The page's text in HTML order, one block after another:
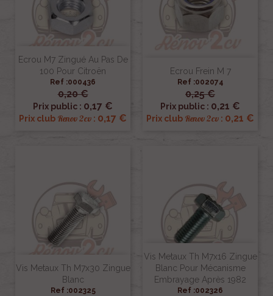
Ecrou M7 Zingué Au Pas De
100 Pour Citroën
Ref :000436
0,20 €
Prix public : 0,17 €
Prix club Renov 2cv : 0,17 €
Ecrou Frein M 7
Ref :002074
0,25 €
Prix public : 0,21 €
Prix club Renov 2cv : 0,21 €
Vis Metaux Th M7x30 Zingue
Blanc
Ref :002325
Vis Metaux Th M7x16 Zingue
Blanc Pour Mécanisme
Embrayage Après 1982
Ref :002326